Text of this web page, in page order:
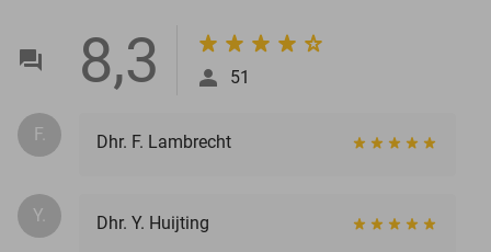
8,3 51
F. Dhr. F. Lambrecht
Y. Dhr. Y. Huijting